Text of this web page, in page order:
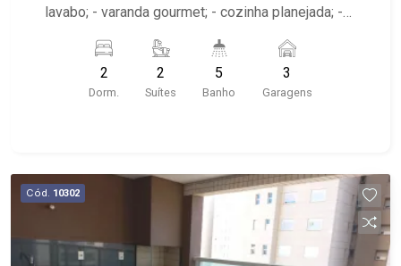
lavabo; - varanda gourmet; - cozinha planejada; -
box e espelho; - Condomínio com portaria 24
horas, playground, piscina, piscina aquecida raia,
home office, academia salão para festas e quadra
2
Dorm.
2
Suítes
5
Banho
3
Garagens
Cód. 10302